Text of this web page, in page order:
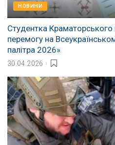
НОВИНИ
Студентка
перемогу на
палітра 2026»
30.04.2026